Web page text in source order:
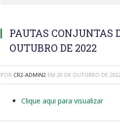
PAUTAS CONJUNTAS
OUTUBRO DE 2022
POR CR2-ADMIN2 EM 20 DE OUTUBRO DE
Clique aqui para visualizar